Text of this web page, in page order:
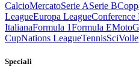
CalcioMercatoSerie ASerie B
LeagueEuropa LeagueConference
ItalianaFormula 1Formula E
CupNations LeagueTennisSci
Speciali